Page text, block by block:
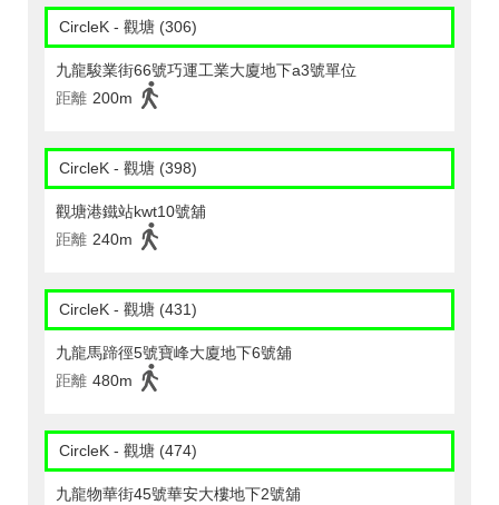
CircleK - 觀塘 (306)
九龍駿業街66號巧運工業大廈地下a3號單位
距離 200m
CircleK - 觀塘 (398)
觀塘港鐵站kwt10號舖
距離 240m
CircleK - 觀塘 (431)
九龍馬蹄徑5號寶峰大廈地下6號舖
距離 480m
CircleK - 觀塘 (474)
九龍物華街45號華安大樓地下2號舖